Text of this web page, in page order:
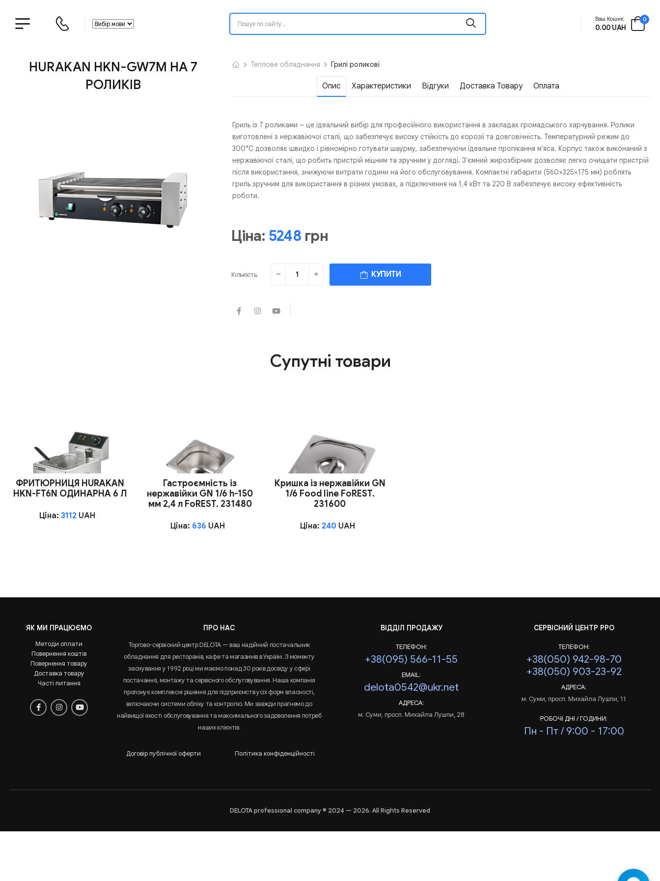
Ваш Кошик:
0.00 UAH
0
HURAKAN HKN-GW7M НА 7
РОЛИКІВ
Теплове обладнання Грилі роликові
Опис Характеристики Відгуки Доставка Товару Оплата
Гриль із 7 роликами – це ідеальний вибір для професійного використання в закладах громадського харчування. Ролики
виготовлені з нержавіючої сталі, що забезпечує високу стійкість до корозії та довговічність. Температурний режим до
300°C дозволяє швидко і рівномірно готувати шаурму, забезпечуючи ідеальне пропікання м'яса. Корпус також виконаний з
нержавіючої сталі, що робить пристрій міцним та зручним у догляді. З'ємний жирозбірник дозволяє легко очищати пристрій
після використання, знижуючи витрати години на його обслуговування. Компактні габарити (560×325×175 мм) роблять
гриль зручним для використання в різних умовах, а підключення на 1,4 кВт та 220 В забезпечує високу ефективність
роботи.
Ціна: 5248 грн
Кількість: КУПИТИ
Супутні товари
ФРИТЮРНИЦЯ HURAKAN
HKN-FT6N ОДИНАРНА 6 Л
Ціна:3112 UAH
Гастроємність із
нержавійки GN 1/6 h-150
мм 2,4 л FoREST. 231480
Ціна: 636 UAH
Кришка із нержавійки GN
1/6 Food line FoREST.
231600
Ціна: 240 UAH
ЯК МИ ПРАЦЮЄМО
Методи оплати
Повернення коштів
Повернення товару
Доставка товару
Часті питання
ПРО НАС
Торгово-сервісний центр DELOTA — ваш надійний постачальник
обладнання для ресторанів, кафе та магазинів в Україні. З моменту
заснування у 1992 році ми маємо понад 30 років досвіду у сфері
постачання, монтажу та сервісного обслуговування. Наша компанія
пропонує комплексні рішення для підприємств усіх форм власності,
включаючи системи обліку та контролю. Ми завжди прагнемо до
найвищої якості обслуговування та максимального задоволення потреб
наших клієнтів.
Договір публічної оферти Політика конфіденційності
ВІДДІЛ ПРОДАЖУ
ТЕЛЕФОН:
+38(095) 566-11-55
EMAIL:
delota0542@ukr.net
АДРЕСА:
м. Суми, просп. Михайла Лушпи, 28
СЕРВІСНИЙ ЦЕНТР РРО
ТЕЛЕФОН:
+38(050) 942-98-70
+38(050) 903-23-92
АДРЕСА:
м. Суми, просп. Михайла Лушпи, 11
РОБОЧІ ДНІ / ГОДИНИ:
Пн - Пт / 9:00 - 17:00
DELOTA professional company © 2024 — 2026. All Rights Reserved